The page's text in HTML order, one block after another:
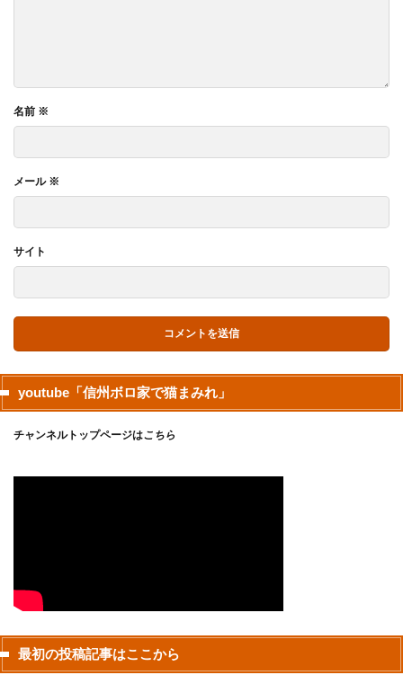
名前 ※
メール ※
サイト
youtube「信州ボロ家で猫まみれ」
チャンネルトップページはこちら
最初の投稿記事はここから